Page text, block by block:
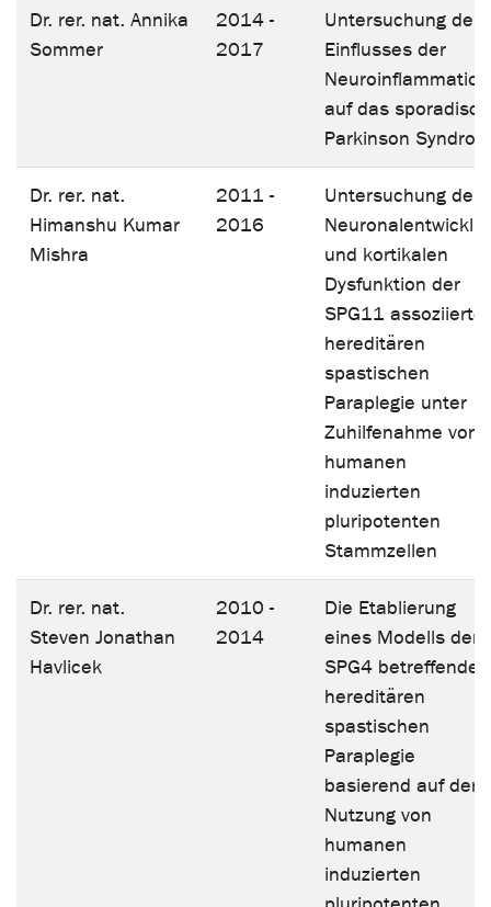
Dr. rer. nat. Annika
Sommer
2014 -
2017
Untersuchung des
Einflusses der
Neuroinflammation
auf das
Parkinson Syndrom
Dr. rer. nat.
Himanshu Kumar
Mishra
2011 -
2016
Untersuchung der
und kortikalen
Dysfunktion der
SPG11
hereditären
spastischen
Paraplegie unter
Zuhilfenahme von
humanen
induzierten
pluripotenten
Stammzellen
Dr. rer. nat.
Steven Jonathan
Havlicek
2010 -
2014
Die Etablierung
eines Modells der
SPG4 betreffenden
hereditären
spastischen
Paraplegie
basierend auf der
Nutzung von
humanen
induzierten